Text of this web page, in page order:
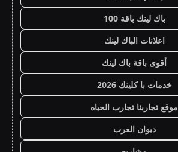
باك لينك باقة 100
اعلانات الباك لينك
أقوى باقة باك لينك
خدمات با كلينك 2026
موقع تجاربنا تجارب الحياه
ديوان العرب